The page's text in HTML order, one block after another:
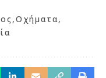
Οχήματα